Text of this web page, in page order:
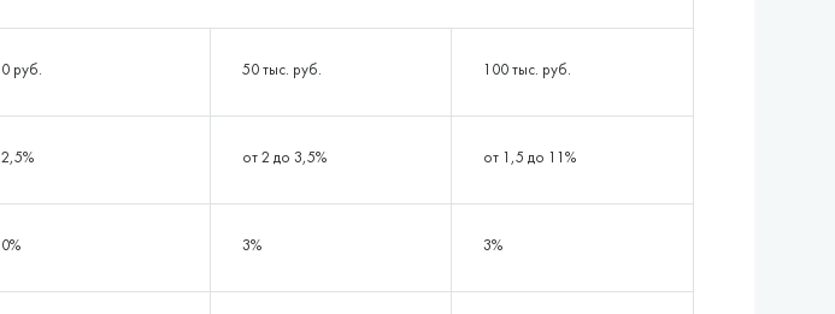
0 руб. 50 тыс. руб. 100 тыс. руб.
2,5% от 2 до 3,5% от 1,5 до 11%
0% 3% 3%